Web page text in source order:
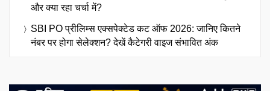
और क्या रहा चर्चा में?
SBI PO प्रीलिम्स एक्सपेक्टेड कट ऑफ 2026: जानिए कितने
नंबर पर होगा सेलेक्शन? देखें कैटेगरी वाइज संभावित अंक